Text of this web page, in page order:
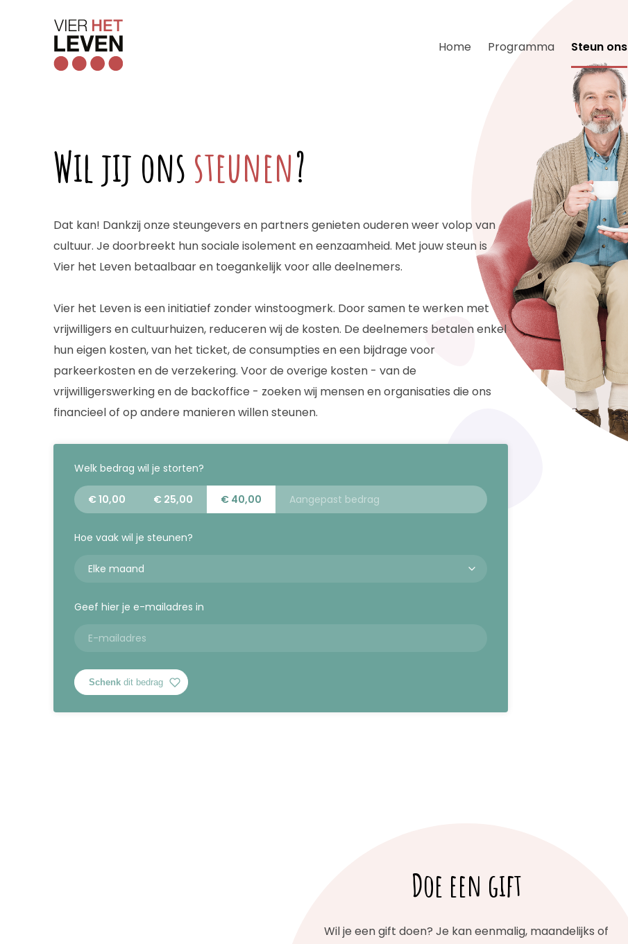
Home Programma Steun ons
Wil jij onssteunen?
Dat kan! Dankzij onze steungevers en partners genieten ouderen weer volop van
cultuur. Je doorbreekt hun sociale isolement en eenzaamheid. Met jouw steun is
Vier het Leven betaalbaar en toegankelijk voor alle deelnemers.
Vier het Leven is een initiatief zonder winstoogmerk. Door samen te werken met
vrijwilligers en cultuurhuizen, reduceren wij de kosten. De deelnemers betalen enkel
hun eigen kosten, van het ticket, de consumpties en een bijdrage voor
parkeerkosten en de verzekering. Voor de overige kosten - van de
vrijwilligerswerking en de backoffice - zoeken wij mensen en organisaties die ons
financieel of op andere manieren willen steunen.
Welk bedrag wil je storten?
€ 10,00 € 25,00 € 40,00
Hoe vaak wil je steunen?
Geef hier je e-mailadres in
Schenk dit bedrag
Doe een gift
Wil je een gift doen? Je kan eenmalig, maandelijks of